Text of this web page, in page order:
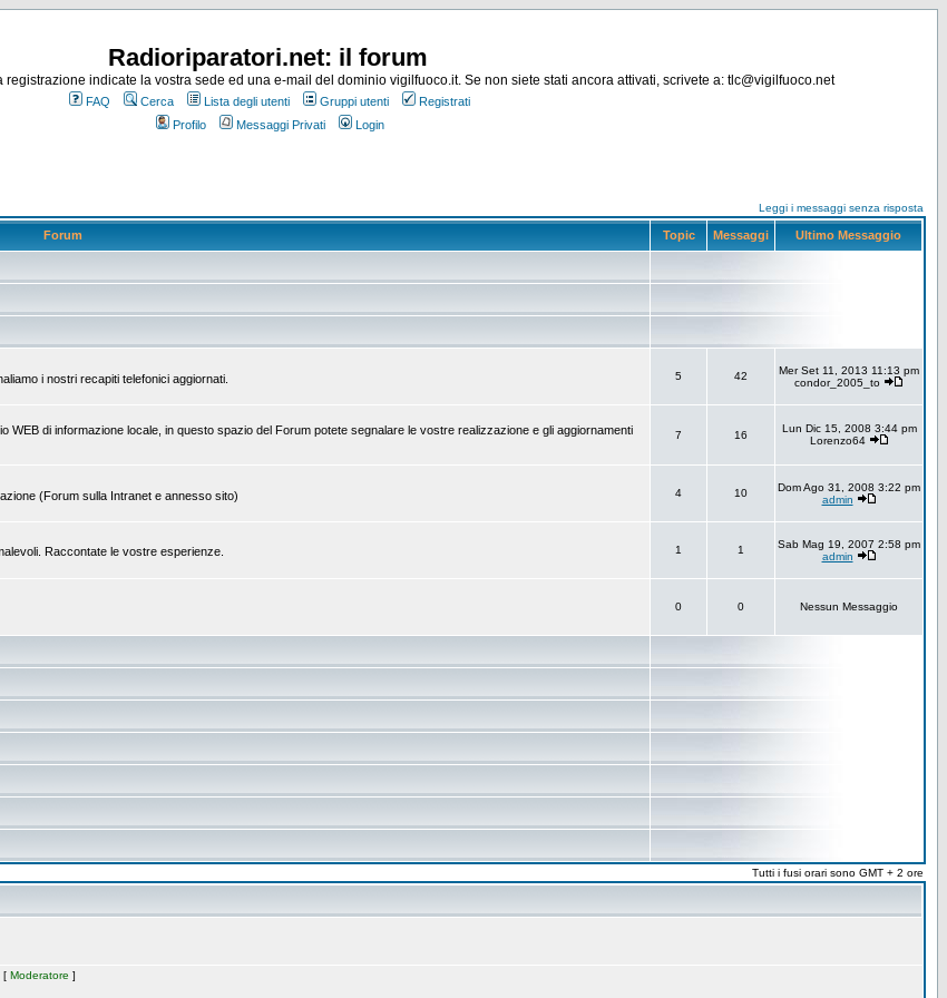
Radioriparatori.net: il forum
registrazione indicate la vostra sede ed una e-mail del dominio vigilfuoco.it. Se non siete stati ancora attivati, scrivete a: tlc@vigilfuoco.net
FAQ Cerca Lista degli utenti Gruppi utenti
Registrati
Profilo
Messaggi Privati Login
Leggi i messaggi senza risposta
Forum Topic Messaggi Ultimo Messaggio
i nostri recapiti telefonici aggiornati. 5 42
Mer Set 11, 2013 11:13 pm
condor_2005_to
di informazione locale, in questo spazio del Forum potete segnalare le vostre realizzazione e gli aggiornamenti
7 16
Lun Dic 15, 2008 3:44 pm
Lorenzo64
(Forum sulla Intranet e annesso sito) 4 10
Dom Ago 31, 2008 3:22 pm
admin
Raccontate le vostre esperienze. 1 1
Sab Mag 19, 2007 2:58 pm
admin
0 0 Nessun Messaggio
Tutti i fusi orari sono GMT + 2 ore
Moderatore ]